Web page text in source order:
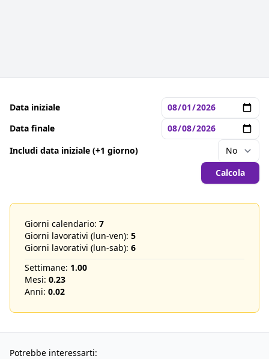
Data iniziale
Data finale
Includi data iniziale (+1 giorno)
Calcola
Giorni calendario: 7
Giorni lavorativi (lun-ven): 5
Giorni lavorativi (lun-sab): 6
Settimane: 1.00
Mesi: 0.23
Anni: 0.02
Potrebbe interessarti: